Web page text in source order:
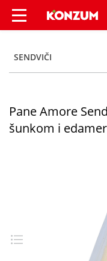
Pane
SENDVIČI
Pane Amore
šunkom i